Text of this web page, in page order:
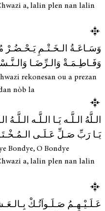
a, lalin plen nan lalin
وَسَـاعَـةُ الـخَـتْـمِ
وَفَـاطِـمَـةْ وَالـرِّضَـا
rekonesan ou a prezan
nòb la
الـلَّهُ الـلَّـه يَـا الـلَّـه الـلَّـهُ
يَـا رَبِّ صَـلِّ عَـلَـى
Bondye, O Bondye
a, lalin plen nan lalin
عَـلَـيْـهِـمُ صَـلَـواَتُـكْ